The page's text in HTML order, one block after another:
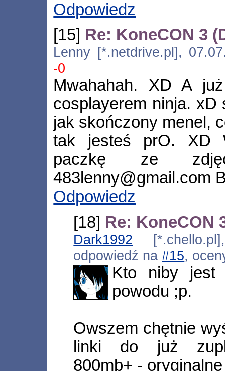
Odpowiedz
[15] Re: KoneCON 3
Lenny [*.netdrive.pl],
-0
Mwahahah. XD A
cosplayerem ninja. xD
jak skończony menel,
tak jesteś prO. XD
paczkę ze
483lenny@gmail.com
Odpowiedz
[18] Re: KoneCON
Dark1992
odpowiedź na#15,
Kto niby
powodu ;p.
Owszem chętnie
linki do już
800mb+ -